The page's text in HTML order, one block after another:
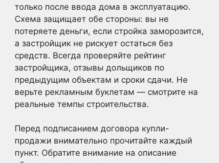
только после ввода дома в эксплуатацию.
Схема защищает обе стороны: вы не
потеряете деньги, если стройка заморозится,
а застройщик не рискует остаться без
средств. Всегда проверяйте рейтинг
застройщика, отзывы дольщиков по
предыдущим объектам и сроки сдачи. Не
верьте рекламным буклетам — смотрите на
реальные темпы строительства.
Перед подписанием договора купли-
продажи внимательно прочитайте каждый
пункт. Обратите внимание на описание